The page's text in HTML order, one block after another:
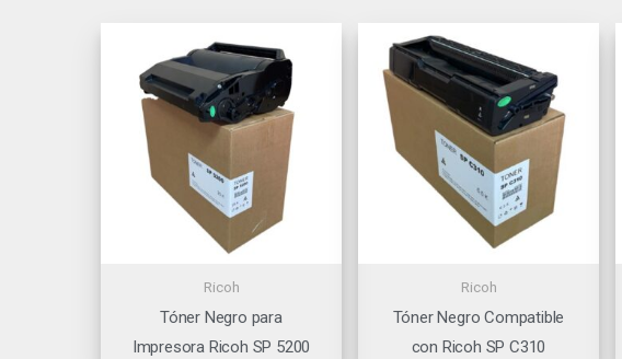
Ricoh
Tóner Negro para
Impresora Ricoh SP 5200
Ricoh
Tóner Negro Compatible
con Ricoh SP C310